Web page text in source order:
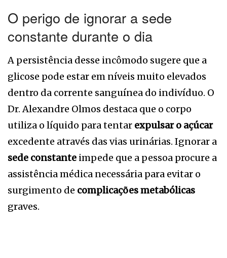
O perigo de ignorar a sede
constante durante o dia
A persistência desse incômodo sugere que a
glicose pode estar em níveis muito elevados
dentro da corrente sanguínea do indivíduo. O
Dr. Alexandre Olmos destaca que o corpo
utiliza o líquido para tentar expulsar o açúcar
excedente através das vias urinárias. Ignorar a
sede constante impede que a pessoa procure a
assistência médica necessária para evitar o
surgimento de complicações metabólicas
graves.